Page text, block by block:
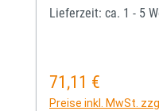
Lieferzeit: ca. 1 - 5
Regulärer Preis:
71,11 €
Preise inkl. MwSt.